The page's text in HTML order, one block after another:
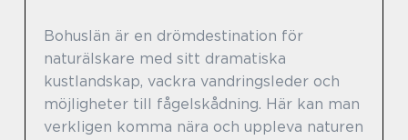
Bohuslän är en drömdestination för
naturälskare med sitt dramatiska
kustlandskap, vackra vandringsleder och
möjligheter till fågelskådning. Här kan man
verkligen komma nära och uppleva naturen